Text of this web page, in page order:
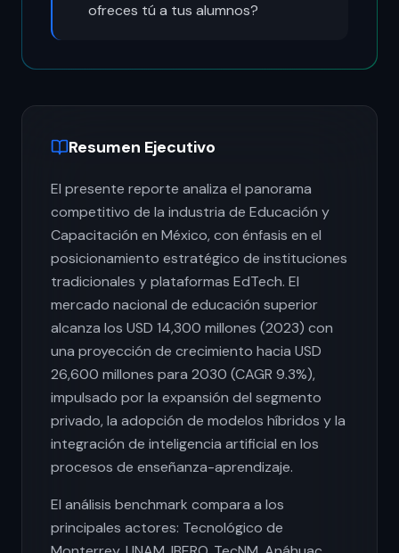
ofreces tú a tus alumnos?
Resumen Ejecutivo
El presente reporte analiza el panorama
competitivo de la industria de Educación y
Capacitación en México, con énfasis en el
posicionamiento estratégico de instituciones
tradicionales y plataformas EdTech. El
mercado nacional de educación superior
alcanza los USD 14,300 millones (2023) con
una proyección de crecimiento hacia USD
26,600 millones para 2030 (CAGR 9.3%),
impulsado por la expansión del segmento
privado, la adopción de modelos híbridos y la
integración de inteligencia artificial en los
procesos de enseñanza-aprendizaje.
El análisis benchmark compara a los
principales actores: Tecnológico de